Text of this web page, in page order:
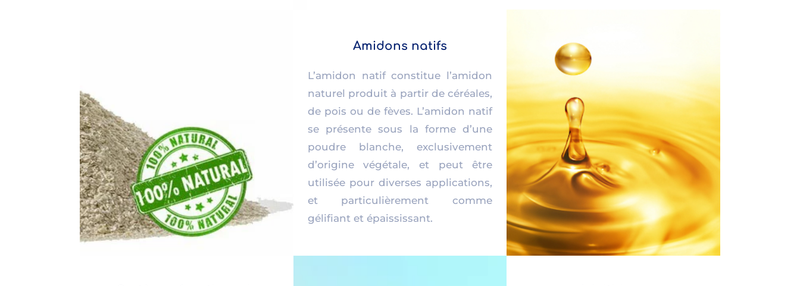
Amidons natifs
L’amidon natif constitue l’amidon
naturel produit à partir de céréales,
de pois ou de fèves. L’amidon natif
se présente sous la forme d’une
poudre blanche, exclusivement
d’origine végétale, et peut être
utilisée pour diverses applications,
et particulièrement comme
gélifiant et épaississant.